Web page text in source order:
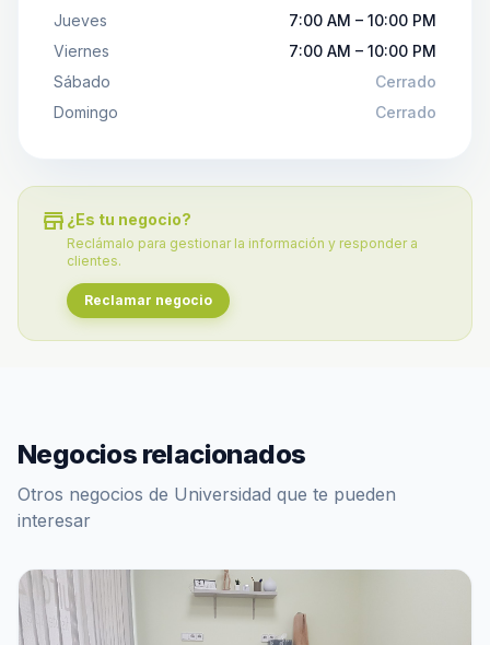
Jueves
7:00 AM – 10:00 PM
Viernes
7:00 AM – 10:00 PM
Sábado
Cerrado
Domingo
Cerrado
store ¿Es tu negocio?
Reclámalo para gestionar la información y responder a
clientes.
Reclamar negocio
Negocios relacionados
Otros negocios de Universidad que te pueden
interesar